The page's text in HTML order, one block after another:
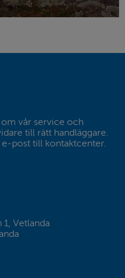
vår service och
till rätt handläggare.
e-post till kontaktcenter.
1, Vetlanda